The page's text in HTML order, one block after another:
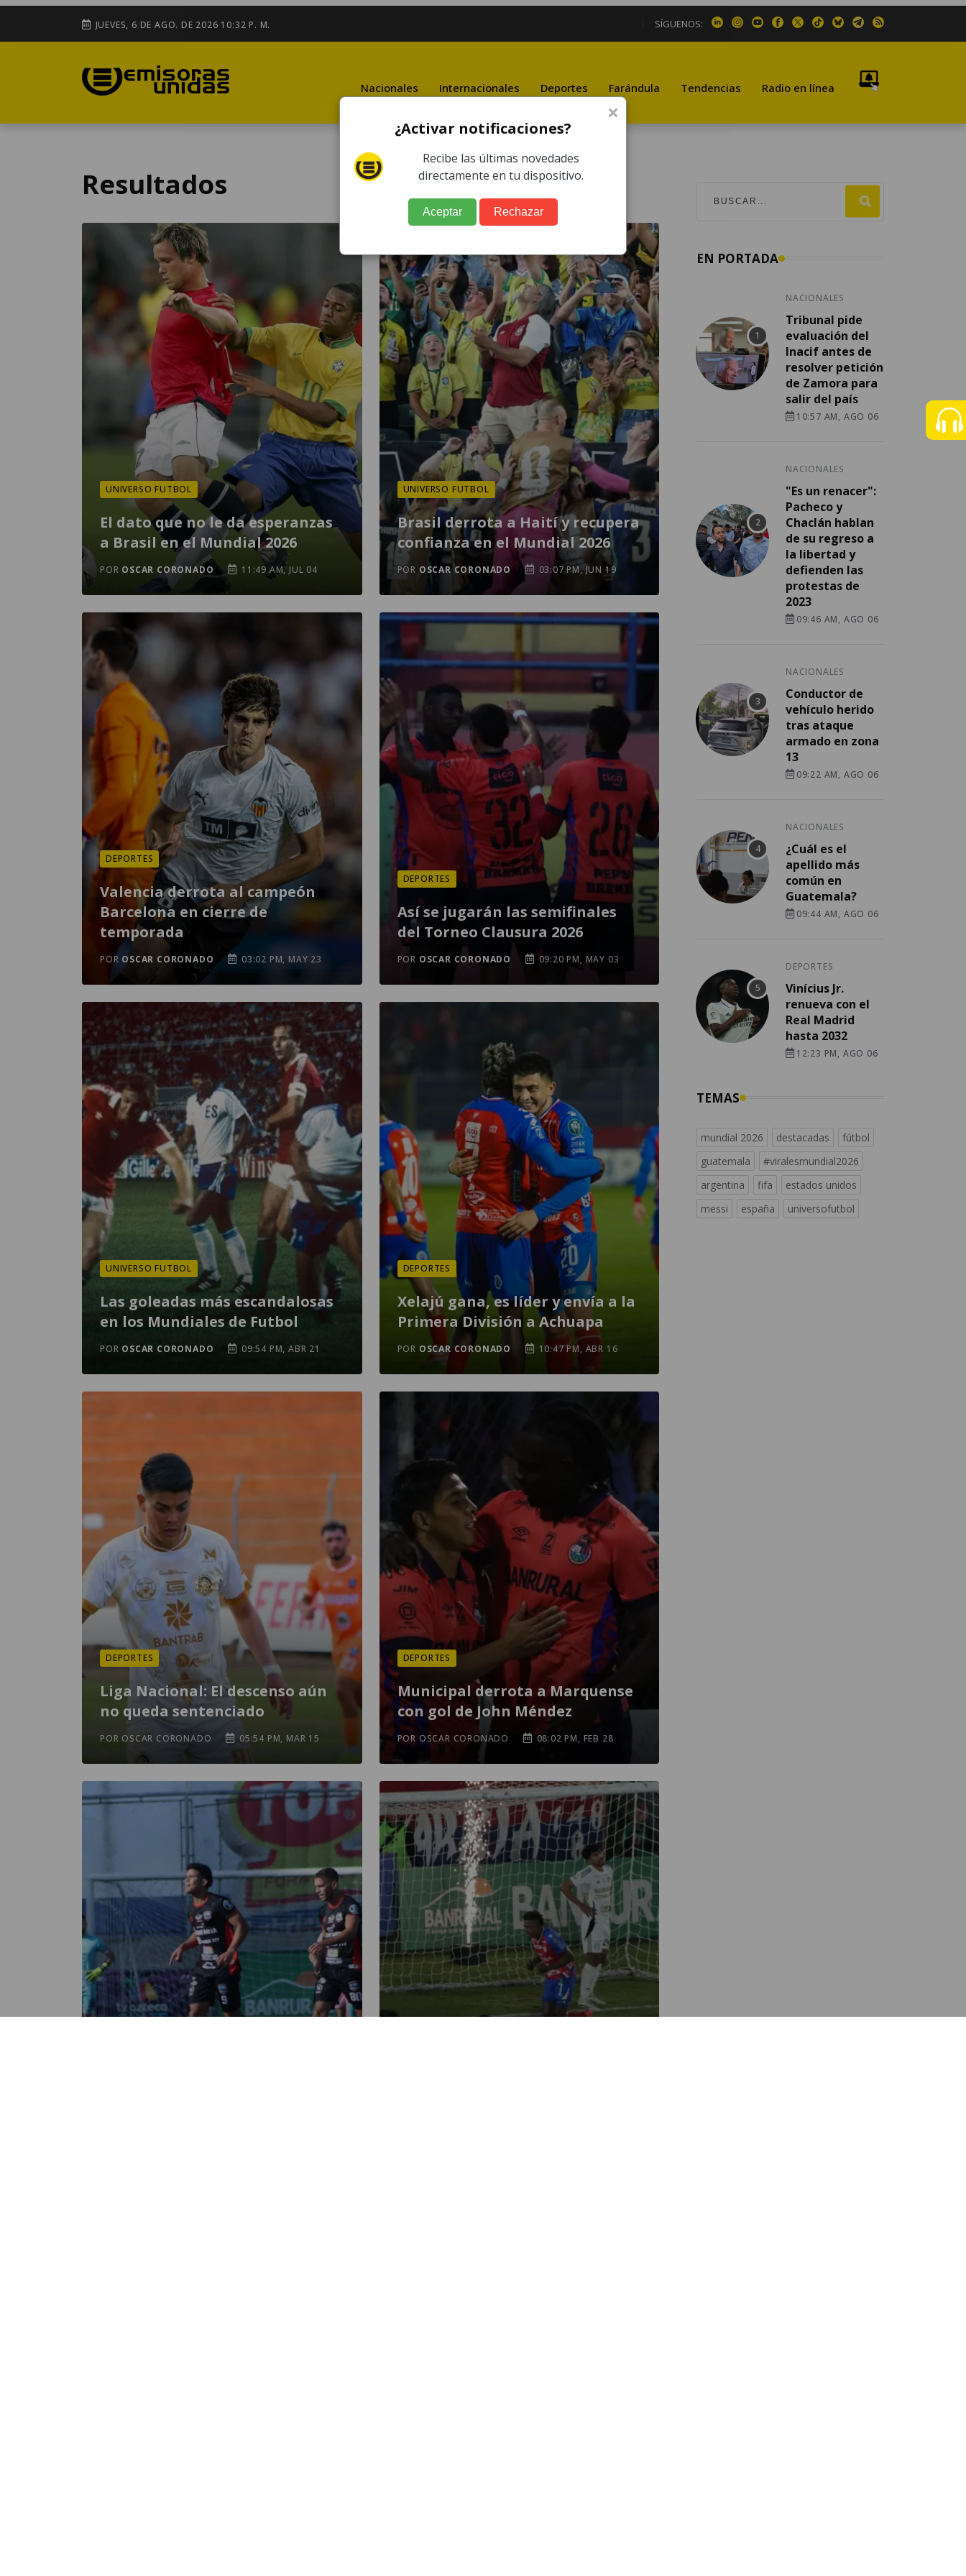
JUEVES, 6 DE AGO. DE 2026 10:32 P. M. SÍGUENOS:
Nacionales Internacionales Deportes Farándula Tendencias Radio en línea
Resultados
UNIVERSO FUTBOL
El dato que no le da esperanzas
a Brasil en el Mundial 2026
POR OSCAR CORONADO 11:49 AM, JUL 04
UNIVERSO FUTBOL
Brasil derrota a Haití y recupera
confianza en el Mundial 2026
POR OSCAR CORONADO 03:07 PM, JUN 19
DEPORTES
Valencia derrota al campeón
Barcelona en cierre de
temporada
POR OSCAR CORONADO 03:02 PM, MAY 23
DEPORTES
Así se jugarán las semifinales
del Torneo Clausura 2026
POR OSCAR CORONADO 09:20 PM, MAY 03
UNIVERSO FUTBOL
Las goleadas más escandalosas
en los Mundiales de Futbol
POR OSCAR CORONADO 09:54 PM, ABR 21
DEPORTES
Xelajú gana, es líder y envía a la
Primera División a Achuapa
POR OSCAR CORONADO 10:47 PM, ABR 16
DEPORTES
Liga Nacional: El descenso aún
no queda sentenciado
POR OSCAR CORONADO 05:54 PM, MAR 15
DEPORTES
Municipal derrota a Marquense
con gol de John Méndez
POR OSCAR CORONADO 08:02 PM, FEB 28
EN PORTADA
NACIONALES
Tribunal pide
evaluación del
Inacif antes de
resolver petición
de Zamora para
salir del país
10:57 AM, AGO 06
NACIONALES
"Es un renacer":
Pacheco y
Chaclán hablan
de su regreso a
la libertad y
defienden las
protestas de
2023
09:46 AM, AGO 06
NACIONALES
Conductor de
vehículo herido
tras ataque
armado en zona
13
09:22 AM, AGO 06
NACIONALES
¿Cuál es el
apellido más
común en
Guatemala?
09:44 AM, AGO 06
DEPORTES
Vinícius Jr.
renueva con el
Real Madrid
hasta 2032
12:23 PM, AGO 06
TEMAS
mundial 2026 destacadas
fútbol
guatemala
#viralesmundial2026
argentina
fifa
estados unidos
messi
españa universofutbol
×
¿Activar notificaciones?
Recibe las últimas novedades
directamente en tu dispositivo.
Aceptar Rechazar